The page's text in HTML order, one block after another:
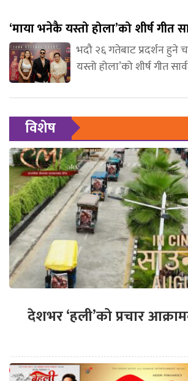
‘माया भनेकै यस्तो होला’को शीर्ष गीत
भदौ २६ गतेबाट प्रदर्शन हुने
यस्तो होला’को शीर्ष गीत
विशेष
देशभर ‘हली’को प्रचार